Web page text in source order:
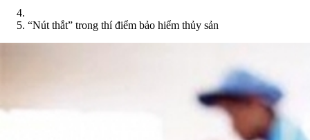
“Nút thắt” trong thí điểm bảo hiểm thủy sản